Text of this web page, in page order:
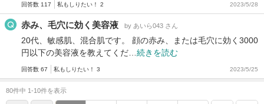
回答数 117 私もしりたい！ 2 2023/5/28
赤み、毛穴に効く美容液 by あいら043 さん
20代、敏感肌、混合肌です。 顔の赤み、または毛穴に効く3000
円以下の美容液を教えてくだ… 続きを読む
回答数 67 私もしりたい！ 3 2023/5/25
80件中 1-10件を表示